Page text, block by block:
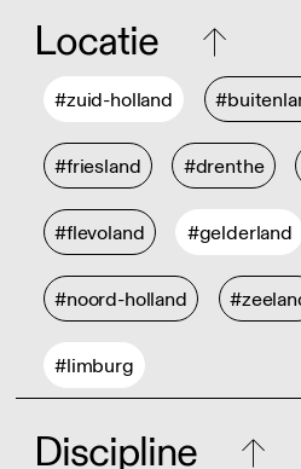
Locatie
#zuid-holland
#friesland #drenthe
#flevoland #gelderland
#noord-holland
#limburg
Discipline